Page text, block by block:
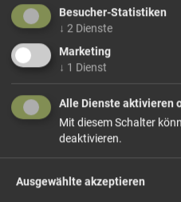
süßlich milder Schnittkäse
Konsistenz...
mehr Infos +
In
Besucher-Statistiken
↓ 2 Dienste
Marketing
↓ 1 Dienst
Alle Dienste aktivieren
Mit diesem Schalter
deaktivieren.
Ausgewählte akzeptieren